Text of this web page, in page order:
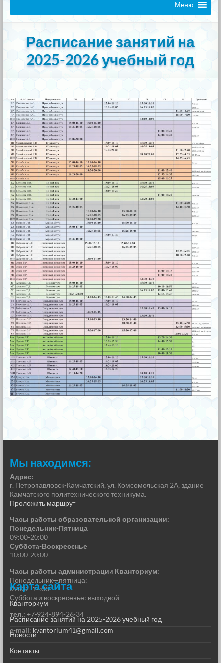
Меню
Расписание занятий на
2025-2026 учебный год
Мы находимся:
Адрес:
г. Петропавловск-Камчатский, ул. Комсомольская 2А, здание
Камчатского политехнического техникума.
Проложить маршрут
Часы работы образовательной организации:
Понедельник-Пятница
09:00-20:00
Суббота-Воскресенье
10:00-20:00
Часы работы администрации Кванториум:
Понедельник—пятница:
09:00–17:00
Суббота и воскресенье: выходной
тел.: +7-924-894-26-34
e-mail: kvantorium41@gmail.com
Карта сайта
Кванториум
Расписание занятий на 2025-2026 учебный год
Новости
Контакты